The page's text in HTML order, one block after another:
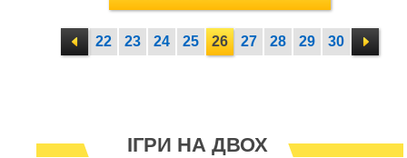
22 23 24 25 26 27 28 29 30
ІГРИ НА ДВОХ